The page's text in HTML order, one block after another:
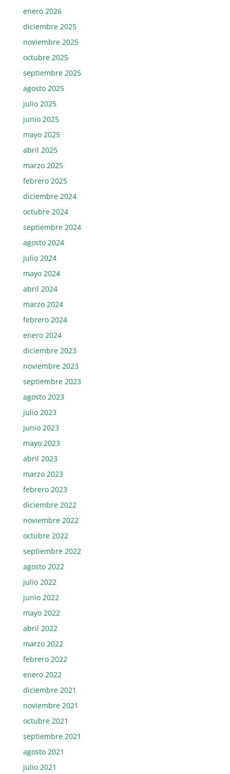
enero 2026
diciembre 2025
noviembre 2025
octubre 2025
septiembre 2025
agosto 2025
julio 2025
junio 2025
mayo 2025
abril 2025
marzo 2025
febrero 2025
diciembre 2024
octubre 2024
septiembre 2024
agosto 2024
julio 2024
mayo 2024
abril 2024
marzo 2024
febrero 2024
enero 2024
diciembre 2023
noviembre 2023
septiembre 2023
agosto 2023
julio 2023
junio 2023
mayo 2023
abril 2023
marzo 2023
febrero 2023
diciembre 2022
noviembre 2022
octubre 2022
septiembre 2022
agosto 2022
julio 2022
junio 2022
mayo 2022
abril 2022
marzo 2022
febrero 2022
enero 2022
diciembre 2021
noviembre 2021
octubre 2021
septiembre 2021
agosto 2021
julio 2021